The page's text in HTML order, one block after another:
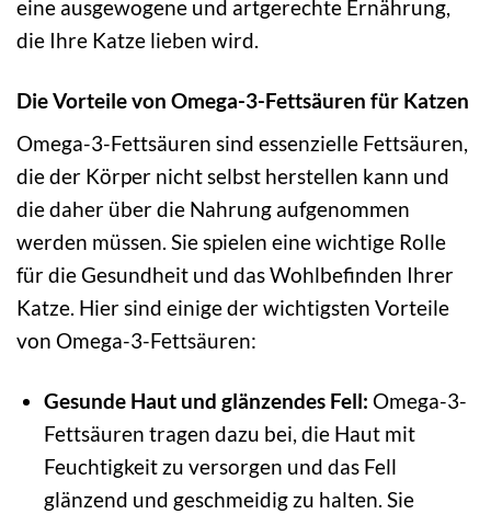
eine ausgewogene und artgerechte Ernährung,
die Ihre Katze lieben wird.
Die Vorteile von Omega-3-Fettsäuren für Katzen
Omega-3-Fettsäuren sind essenzielle Fettsäuren,
die der Körper nicht selbst herstellen kann und
die daher über die Nahrung aufgenommen
werden müssen. Sie spielen eine wichtige Rolle
für die Gesundheit und das Wohlbefinden Ihrer
Katze. Hier sind einige der wichtigsten Vorteile
von Omega-3-Fettsäuren:
Gesunde Haut und glänzendes Fell: Omega-3-
Fettsäuren tragen dazu bei, die Haut mit
Feuchtigkeit zu versorgen und das Fell
glänzend und geschmeidig zu halten. Sie